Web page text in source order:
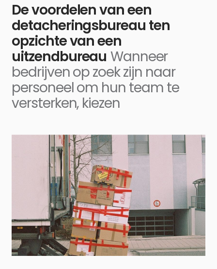
De voordelen van een
detacheringsbureau ten
opzichte van een
uitzendbureau Wanneer
bedrijven op zoek zijn naar
personeel om hun team te
versterken, kiezen